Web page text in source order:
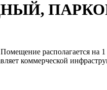
располагается
коммерческой